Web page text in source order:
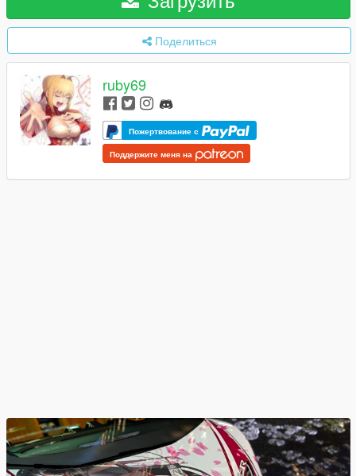
Поделиться
ruby69
Пожертвование с
Поддержите меня на